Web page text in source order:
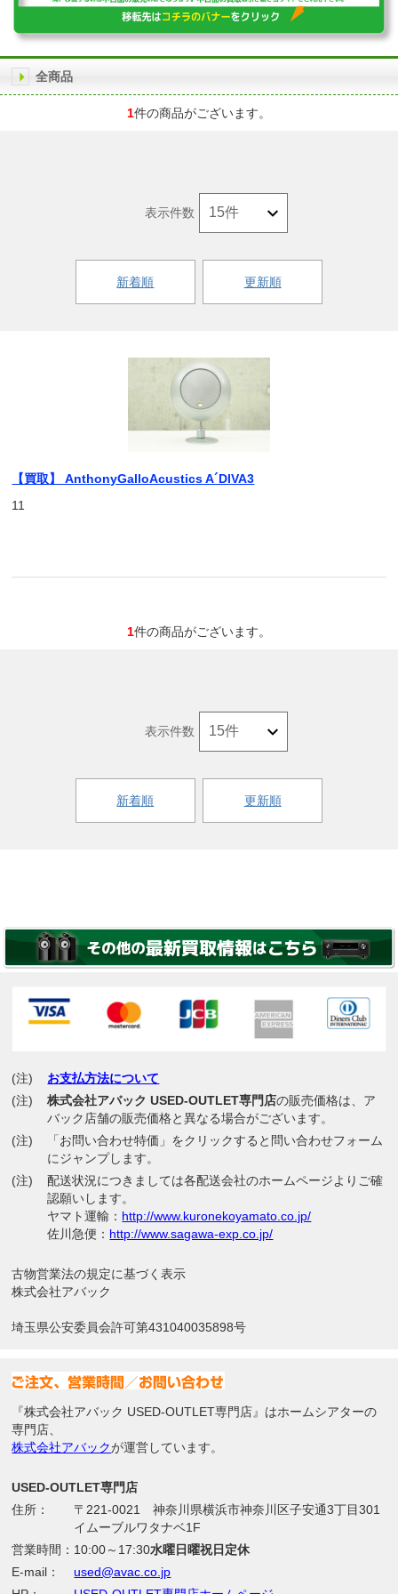
全商品
1件の商品がございます。
新着順 更新順
表示件数
【買取】 AnthonyGalloAcustics A´DIVA3
11
1件の商品がございます。
新着順 更新順
表示件数
(注)
お支払方法について
(注)
株式会社アバック USED-OUTLET専門店の販売価格は、ア
バック店舗の販売価格と異なる場合がございます。
(注)
「お問い合わせ特価」をクリックすると問い合わせフォーム
にジャンプします。
(注)
配送状況につきましては各配送会社のホームページよりご確
認願いします。
ヤマト運輸： http://www.kuronekoyamato.co.jp/
佐川急便： http://www.sagawa-exp.co.jp/
古物営業法の規定に基づく表示
株式会社アバック
埼玉県公安委員会許可第431040035898号
『株式会社アバック USED-OUTLET専門店』はホームシアターの
専門店、
株式会社アバックが運営しています。
USED-OUTLET専門店
住所：
〒221-0021 神奈川県横浜市神奈川区子安通3丁目301
イムーブルワタナベ1F
営業時間： 10:00～17:30水曜日曜祝日定休
E-mail：
used@avac.co.jp